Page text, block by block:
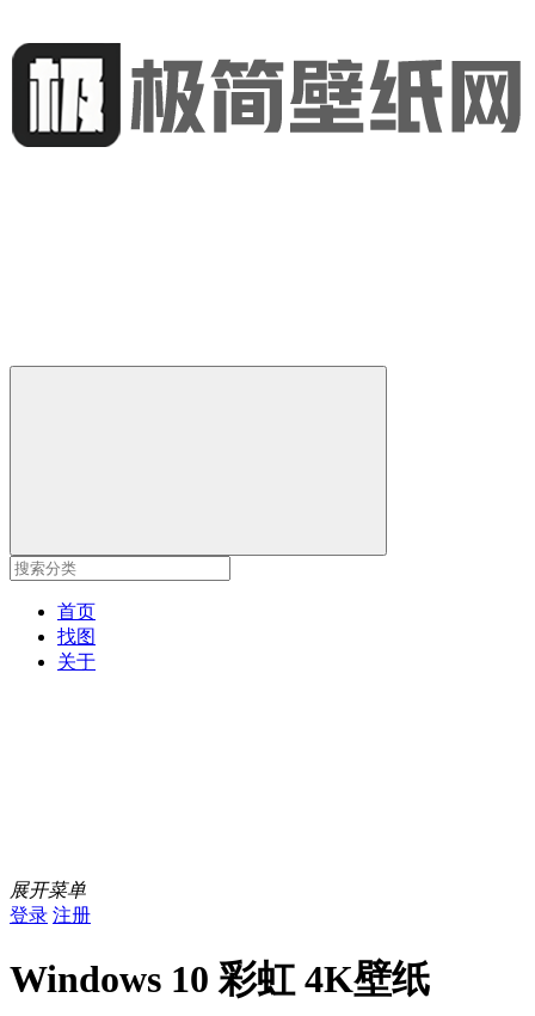
首页
找图
关于
展开菜单
登录 注册
Windows 10 彩虹 4K壁纸